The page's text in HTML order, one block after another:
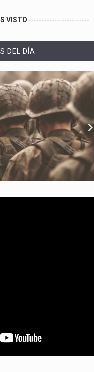
VISTO ------------------------
DEL DÍA